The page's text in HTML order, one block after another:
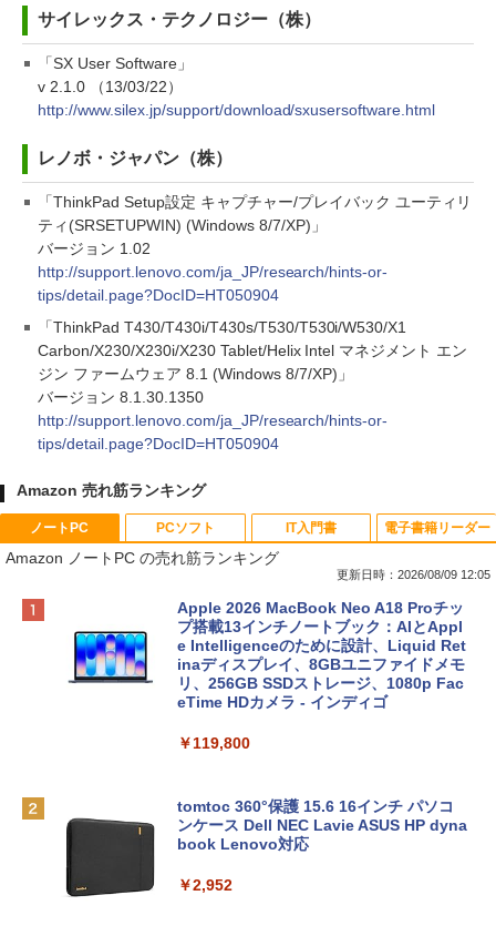
サイレックス・テクノロジー（株）
「SX User Software」
v 2.1.0 （13/03/22）
http://www.silex.jp/support/download/sxusersoftware.html
レノボ・ジャパン（株）
「ThinkPad Setup設定 キャプチャー/プレイバック ユーティリ
ティ(SRSETUPWIN) (Windows 8/7/XP)」
バージョン 1.02
http://support.lenovo.com/ja_JP/research/hints-or-
tips/detail.page?DocID=HT050904
「ThinkPad T430/T430i/T430s/T530/T530i/W530/X1
Carbon/X230/X230i/X230 Tablet/Helix Intel マネジメント エン
ジン ファームウェア 8.1 (Windows 8/7/XP)」
バージョン 8.1.30.1350
http://support.lenovo.com/ja_JP/research/hints-or-
tips/detail.page?DocID=HT050904
Amazon 売れ筋ランキング
ノートPC
Amazon ノートPC の売れ筋ランキング
更新日時：2026/08/09 12:05
Apple 2026 MacBook Neo A18 Proチッ
プ搭載13インチノートブック：AIとAppl
e Intelligenceのために設計、Liquid Ret
inaディスプレイ、8GBユニファイドメモ
リ、256GB SSDストレージ、1080p Fac
eTime HDカメラ - インディゴ
￥119,800
tomtoc 360°保護 15.6 16インチ パソコ
ンケース Dell NEC Lavie ASUS HP dyna
book Lenovo対応
￥2,952
PCソフト IT入門書 電子書籍リーダー